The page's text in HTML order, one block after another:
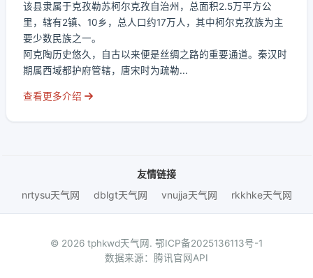
该县隶属于克孜勒苏柯尔克孜自治州，总面积2.5万平方公
里，辖有2镇、10乡，总人口约17万人，其中柯尔克孜族为主
要少数民族之一。
阿克陶历史悠久，自古以来便是丝绸之路的重要通道。秦汉时
期属西域都护府管辖，唐宋时为疏勒...
查看更多介绍
友情链接
nrtysu天气网
dblgt天气网 vnujja天气网 rkkhke天气网
© 2026 tphkwd天气网. 鄂ICP备2025136113号-1
数据来源：腾讯官网API